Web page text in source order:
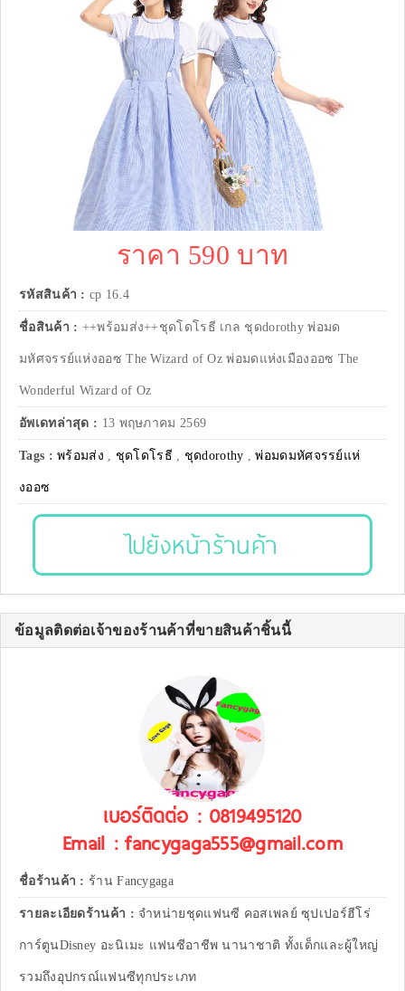
ราคา 590 บาท
รหัสสินค้า : cp 16.4
ชื่อสินค้า : ++พร้อมส่ง++ชุดโดโรธี เกล ชุดdorothy พ่อมด
มหัศจรรย์แห่งออซ The Wizard of Oz พ่อมดแห่งเมืองออซ The
Wonderful Wizard of Oz
อัพเดทล่าสุด : 13 พฤษภาคม 2569
Tags :พร้อมส่ง , ชุดโดโรธี , ชุดdorothy ,พ่อมดมหัศจรรย์แห่
งออซ
ไปยังหน้าร้านค้า
ข้อมูลติดต่อเจ้าของร้านค้าที่ขายสินค้าชิ้นนี้
เบอร์ติดต่อ : 0819495120
Email : fancygaga555@gmail.com
ชื่อร้านค้า : ร้าน Fancygaga
รายละเอียดร้านค้า : จำหน่ายชุดแฟนซี คอสเพลย์ ซุปเปอร์ฮีโร่
การ์ตูนDisney อะนิเมะ แฟนซีอาชีพ นานาชาติ ทั้งเด็กและผู้ใหญ่
รวมถึงอุปกรณ์แฟนซีทุกประเภท